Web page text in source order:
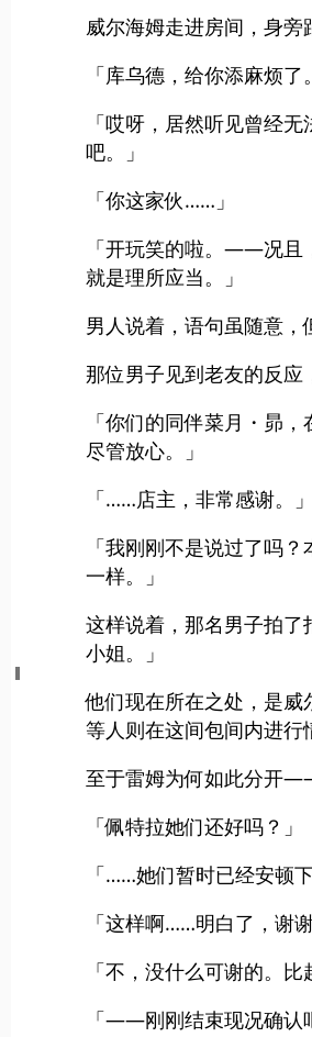
威尔海姆走进房间，身旁
「库乌德，给你添麻烦
「哎呀，居然听见曾经
吧。」
「你这家伙……」
「开玩笑的啦。——况且
就是理所应当。」
男人说着，语句虽随意，
那位男子见到老友的反应
「你们的同伴菜月・昴
尽管放心。」
「……店主，非常感谢。」
「我刚刚不是说过了吗
一样。」
这样说着，那名男子拍
小姐。」
他们现在所在之处，是
等人则在这间包间内进行
至于雷姆为何如此分开
「佩特拉她们还好吗？」
「……她们暂时已经安顿
「这样啊……明白了，谢谢
「不，没什么可谢的。
「——刚刚结束现况确认